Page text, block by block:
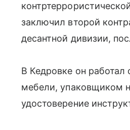
заключил второй
десантной дивизии,
В Кедровке он
мебели, упаковщиком
удостоверение